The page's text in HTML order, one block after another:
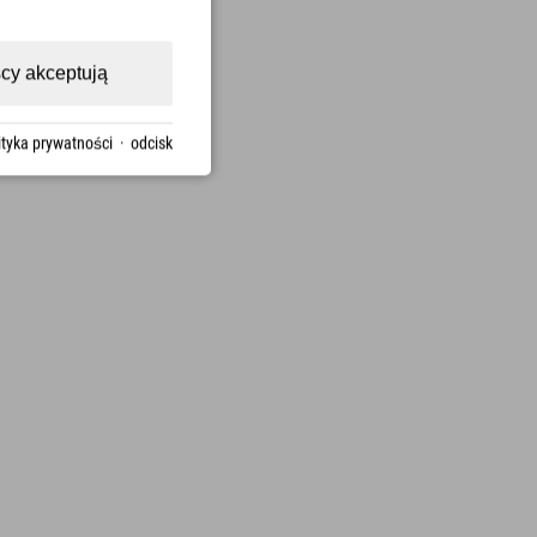
akceptują
prywatności · odcisk